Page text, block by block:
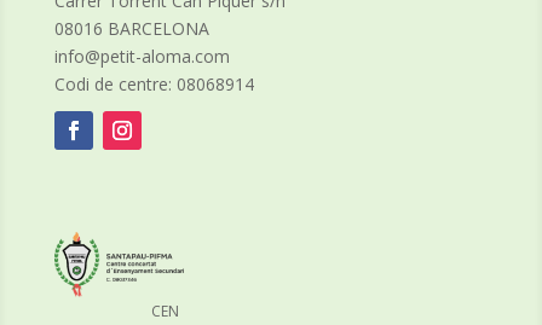
08016 BARCELONA
info@petit-aloma.com
Codi de centre: 08068914
CEN